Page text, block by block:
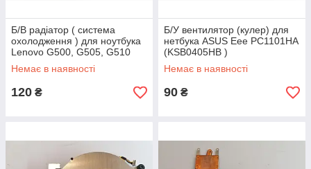
Б/В радіатор ( система
охолодження ) для ноутбука
Lenovo G500, G505, G510
Немає в наявності
120 ₴
Б/У вентилятор (кулер) для
нетбука ASUS Eee PC1101HA
(KSB0405HB )
Немає в наявності
90 ₴